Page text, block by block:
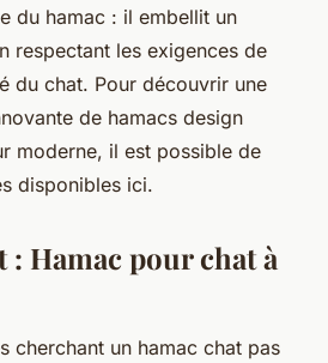
du hamac : il embellit un
respectant les exigences de
du chat. Pour découvrir une
de hamacs design
moderne, il est possible de
disponibles ici.
Hamac pour chat à
cherchant un hamac chat pas